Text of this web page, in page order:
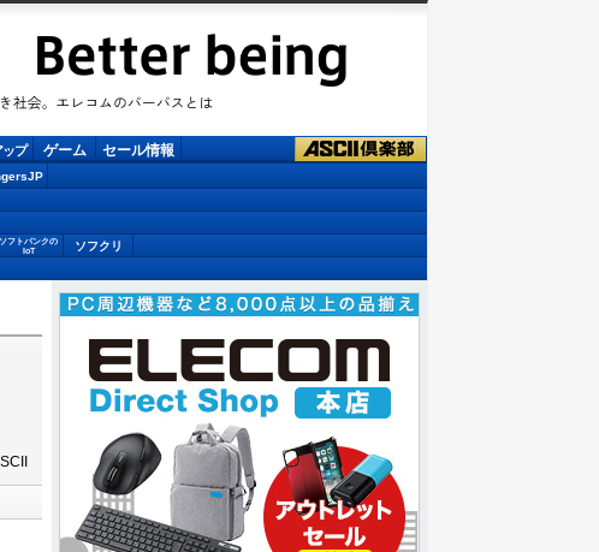
ップ ゲーム セール情報
ソフトバンクの
IoT
ソフクリ